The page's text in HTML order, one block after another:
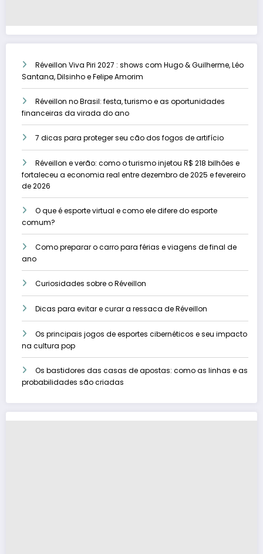
Réveillon Viva Piri 2027 : shows com Hugo & Guilherme, Léo
Santana, Dilsinho e Felipe Amorim
Réveillon no Brasil: festa, turismo e as oportunidades
financeiras da virada do ano
7 dicas para proteger seu cão dos fogos de artifício
Réveillon e verão: como o turismo injetou R$ 218 bilhões e
fortaleceu a economia real entre dezembro de 2025 e fevereiro
de 2026
O que é esporte virtual e como ele difere do esporte
comum?
Como preparar o carro para férias e viagens de final de
ano
Curiosidades sobre o Réveillon
Dicas para evitar e curar a ressaca de Réveillon
Os principais jogos de esportes cibernéticos e seu impacto
na cultura pop
Os bastidores das casas de apostas: como as linhas e as
probabilidades são criadas